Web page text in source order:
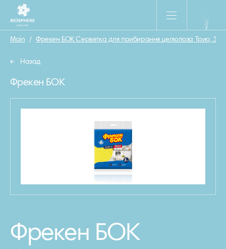
Main / Фрекен БОК Серветка для прибирання целюлоза Трио, 3
Назад
Фрекен БОК
Фрекен БОК